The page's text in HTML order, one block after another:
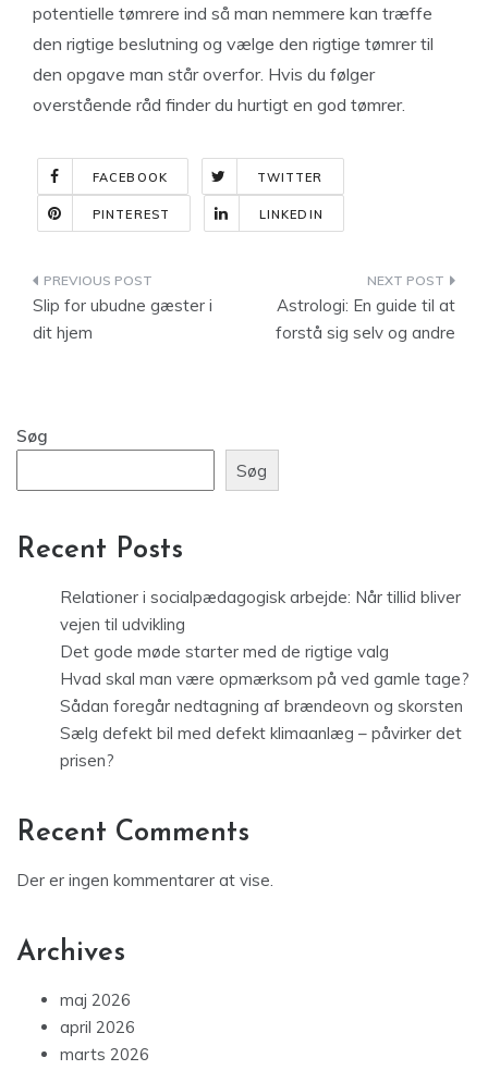
potentielle tømrere ind så man nemmere kan træffe
den rigtige beslutning og vælge den rigtige tømrer til
den opgave man står overfor. Hvis du følger
overstående råd finder du hurtigt en god tømrer.
FACEBOOK TWITTER
PINTEREST LINKEDIN
Indlægsnavigation
Slip for ubudne gæster i
dit hjem
Astrologi: En guide til at
forstå sig selv og andre
Søg
Søg
Recent Posts
Relationer i socialpædagogisk arbejde: Når tillid bliver
vejen til udvikling
Det gode møde starter med de rigtige valg
Hvad skal man være opmærksom på ved gamle tage?
Sådan foregår nedtagning af brændeovn og skorsten
Sælg defekt bil med defekt klimaanlæg – påvirker det
prisen?
Recent Comments
Der er ingen kommentarer at vise.
Archives
maj 2026
april 2026
marts 2026